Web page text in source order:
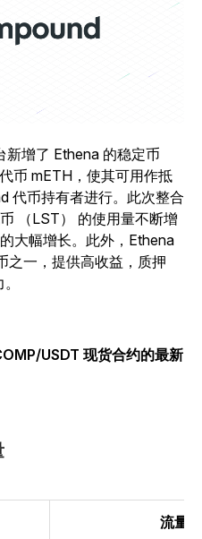
增了 Ethena 的稳定币
币 mETH，使其可用作抵
代币持有者进行。此次整合
（LST） 的使用量不断增
大幅增长。此外，Ethena
之一，提供高收益，质押
USDT 现货合约的最新
流量